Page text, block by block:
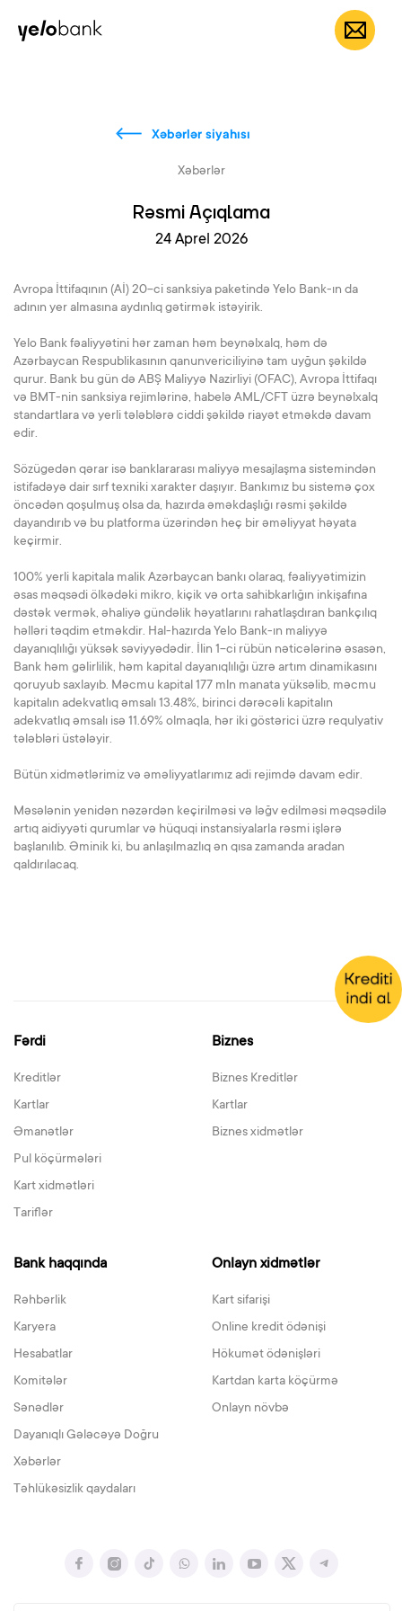
Fərdi Biznes AZ
Xəbərlər siyahısı
Xəbərlər
Rəsmi Açıqlama
24 Aprel 2026
Avropa İttifaqının (Aİ) 20-ci sanksiya paketində Yelo Bank-ın da
adının yer almasına aydınlıq gətirmək istəyirik.
Yelo Bank fəaliyyətini hər zaman həm beynəlxalq, həm də
Azərbaycan Respublikasının qanunvericiliyinə tam uyğun şəkildə
qurur. Bank bu gün də ABŞ Maliyyə Nazirliyi (OFAC), Avropa İttifaqı
və BMT-nin sanksiya rejimlərinə, habelə AML/CFT üzrə beynəlxalq
standartlara və yerli tələblərə ciddi şəkildə riayət etməkdə davam
edir.
Sözügedən qərar isə banklararası maliyyə mesajlaşma sistemindən
istifadəyə dair sırf texniki xarakter daşıyır. Bankımız bu sistemə çox
öncədən qoşulmuş olsa da, hazırda əməkdaşlığı rəsmi şəkildə
dayandırıb və bu platforma üzərindən heç bir əməliyyat həyata
keçirmir.
100% yerli kapitala malik Azərbaycan bankı olaraq, fəaliyyətimizin
əsas məqsədi ölkədəki mikro, kiçik və orta sahibkarlığın inkişafına
dəstək vermək, əhaliyə gündəlik həyatlarını rahatlaşdıran bankçılıq
həlləri təqdim etməkdir. Hal-hazırda Yelo Bank-ın maliyyə
dayanıqlılığı yüksək səviyyədədir. İlin 1-ci rübün nəticələrinə əsasən,
Bank həm gəlirlilik, həm kapital dayanıqlılığı üzrə artım dinamikasını
qoruyub saxlayıb. Məcmu kapital 177 mln manata yüksəlib, məcmu
kapitalın adekvatlıq əmsalı 13.48%, birinci dərəcəli kapitalın
adekvatlıq əmsalı isə 11.69% olmaqla, hər iki göstərici üzrə requlyativ
tələbləri üstələyir.
Bütün xidmətlərimiz və əməliyyatlarımız adi rejimdə davam edir.
Məsələnin yenidən nəzərdən keçirilməsi və ləğv edilməsi məqsədilə
artıq aidiyyəti qurumlar və hüquqi instansiyalarla rəsmi işlərə
başlanılıb. Əminik ki, bu anlaşılmazlıq ən qısa zamanda aradan
qaldırılacaq.
Fərdi
Kreditlər
Kartlar
Əmanətlər
Pul köçürmələri
Kart xidmətləri
Tariflər
Biznes
Biznes Kreditlər
Kartlar
Biznes xidmətlər
Bank haqqında
Rəhbərlik
Karyera
Hesabatlar
Komitələr
Sənədlər
Dayanıqlı Gələcəyə Doğru
Xəbərlər
Təhlükəsizlik qaydaları
Onlayn xidmətlər
Kart sifarişi
Online kredit ödənişi
Hökumət ödənişləri
Kartdan karta köçürmə
Onlayn növbə